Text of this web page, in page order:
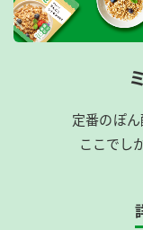
定番のぽん
ここでし